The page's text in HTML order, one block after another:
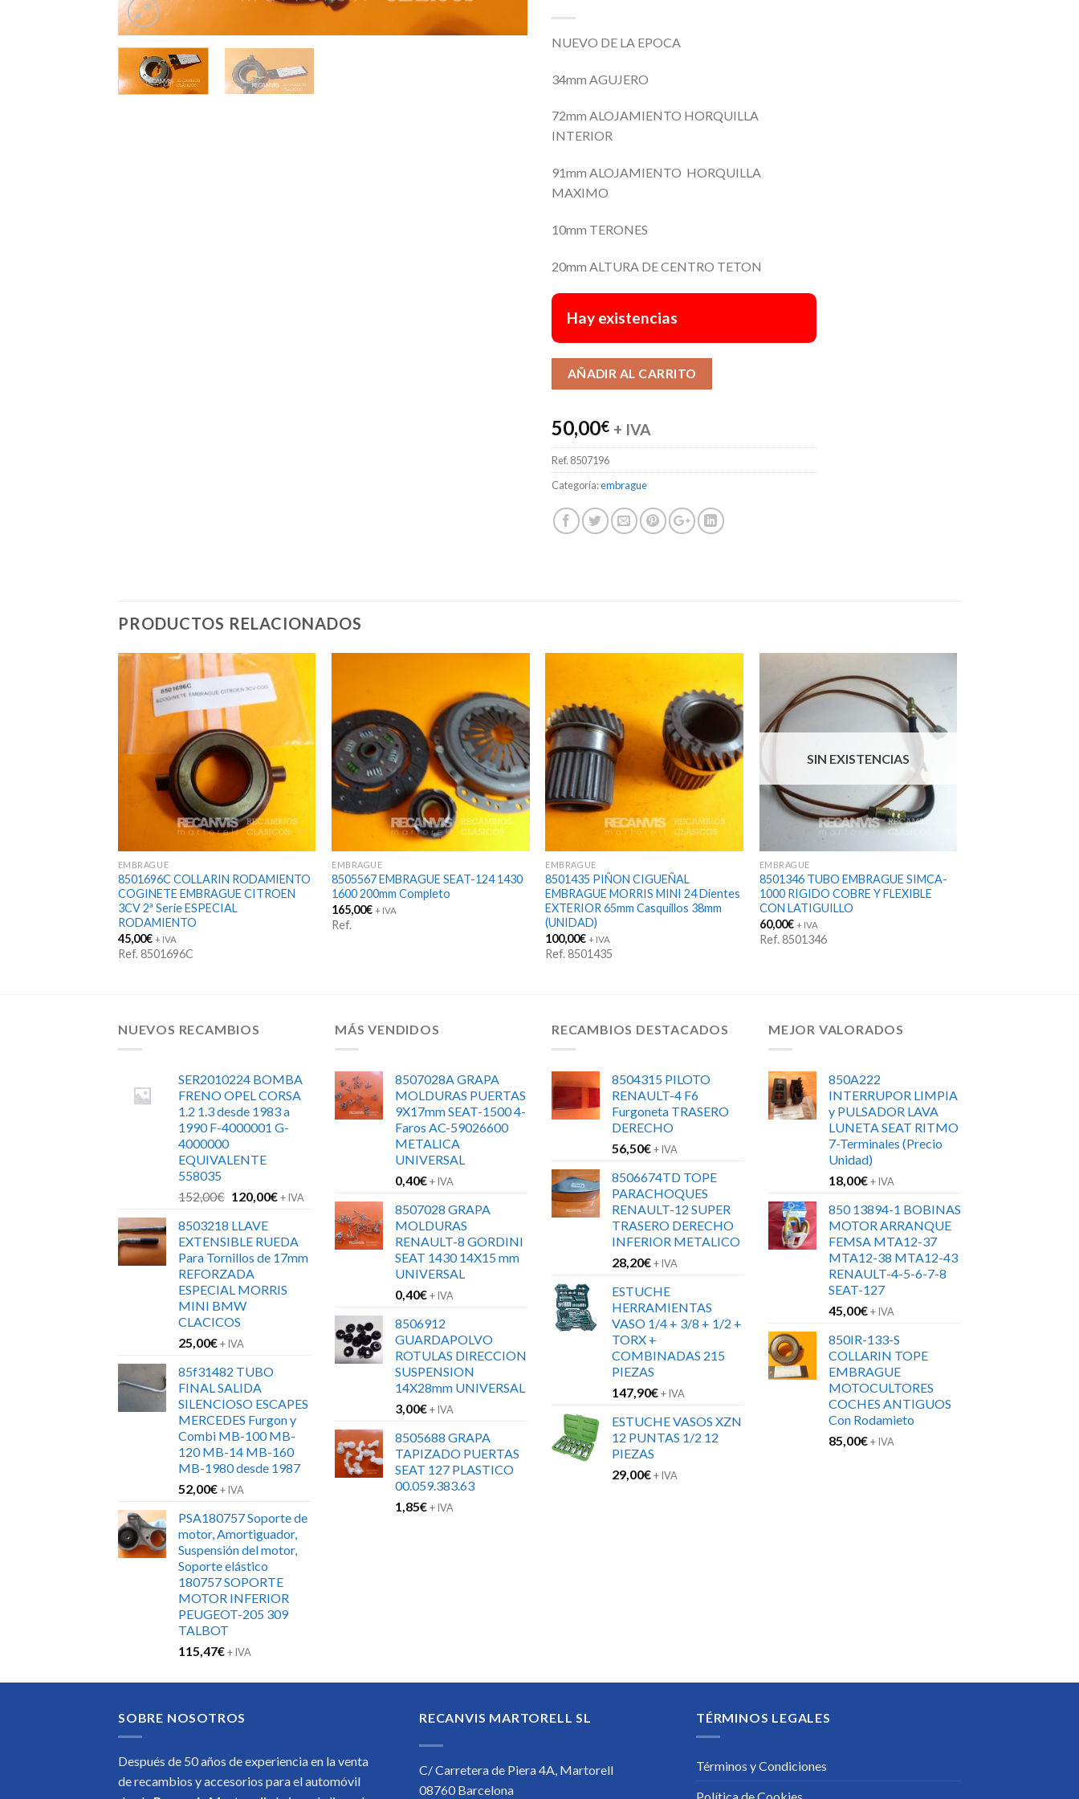
NUEVO DE LA EPOCA
34mm AGUJERO
72mm ALOJAMIENTO HORQUILLA
INTERIOR
91mm ALOJAMIENTO HORQUILLA
MAXIMO
10mm TERONES
20mm ALTURA DE CENTRO TETON
Hay existencias
AÑADIR AL CARRITO
50,00€ + IVA
Ref. 8507196
Categoría:embrague
PRODUCTOS RELACIONADOS
EMBRAGUE
8501696C COLLARIN RODAMIENTO
COGINETE EMBRAGUE CITROEN
3CV 2ª Serie ESPECIAL
RODAMIENTO
45,00€ + IVA
Ref. 8501696C
EMBRAGUE
8505567 EMBRAGUE SEAT-124 1430
1600 200mm Completo
165,00€ + IVA
Ref.
EMBRAGUE
8501435 PIÑON CIGUEÑAL
EMBRAGUE MORRIS MINI 24 Dientes
EXTERIOR 65mm Casquillos 38mm
(UNIDAD)
100,00€ + IVA
Ref. 8501435
SIN EXISTENCIAS
EMBRAGUE
8501346 TUBO EMBRAGUE SIMCA-
1000 RIGIDO COBRE Y FLEXIBLE
CON LATIGUILLO
60,00€ + IVA
Ref. 8501346
NUEVOS RECAMBIOS
SER2010224 BOMBA
FRENO OPEL CORSA
1.2 1.3 desde 1983 a
1990 F-4000001 G-
4000000
EQUIVALENTE
558035
152,00€ El
original
era:
152,00€.
120,00€El
es:
120,00€.
+ IVA
8503218 LLAVE
EXTENSIBLE RUEDA
Para Tornillos de 17mm
REFORZADA
ESPECIAL MORRIS
MINI BMW
CLACICOS
25,00€+ IVA
85f31482 TUBO
FINAL SALIDA
SILENCIOSO ESCAPES
MERCEDES Furgon y
Combi MB-100 MB-
120 MB-14 MB-160
MB-1980 desde 1987
52,00€+ IVA
PSA180757 Soporte de
motor, Amortiguador,
Suspensión del motor,
Soporte elástico
180757 SOPORTE
MOTOR INFERIOR
PEUGEOT-205 309
TALBOT
115,47€+ IVA
MÁS VENDIDOS
8507028A GRAPA
MOLDURAS PUERTAS
9X17mm SEAT-1500 4-
Faros AC-59026600
METALICA
UNIVERSAL
0,40€+ IVA
8507028 GRAPA
MOLDURAS
RENAULT-8 GORDINI
SEAT 1430 14X15 mm
UNIVERSAL
0,40€+ IVA
8506912
GUARDAPOLVO
ROTULAS DIRECCION
SUSPENSION
14X28mm UNIVERSAL
3,00€+ IVA
8505688 GRAPA
TAPIZADO PUERTAS
SEAT 127 PLASTICO
00.059.383.63
1,85€+ IVA
RECAMBIOS DESTACADOS
8504315 PILOTO
RENAULT-4 F6
Furgoneta TRASERO
DERECHO
56,50€+ IVA
8506674TD TOPE
PARACHOQUES
RENAULT-12 SUPER
TRASERO DERECHO
INFERIOR METALICO
28,20€+ IVA
ESTUCHE
HERRAMIENTAS
VASO 1/4 + 3/8 + 1/2 +
TORX +
COMBINADAS 215
PIEZAS
147,90€+ IVA
ESTUCHE VASOS XZN
12 PUNTAS 1/2 12
PIEZAS
29,00€+ IVA
MEJOR VALORADOS
850A222
INTERRUPOR LIMPIA
y PULSADOR LAVA
LUNETA SEAT RITMO
7-Terminales (Precio
Unidad)
18,00€+ IVA
850 13894-1 BOBINAS
MOTOR ARRANQUE
FEMSA MTA12-37
MTA12-38 MTA12-43
RENAULT-4-5-6-7-8
SEAT-127
45,00€+ IVA
850IR-133-S
COLLARIN TOPE
EMBRAGUE
MOTOCULTORES
COCHES ANTIGUOS
Con Rodamieto
85,00€+ IVA
SOBRE NOSOTROS
Después de 50 años de experiencia en la venta
de recambios y accesorios para el automóvil
RECANVIS MARTORELL SL
C/ Carretera de Piera 4A, Martorell
08760 Barcelona
TÉRMINOS LEGALES
Términos y Condiciones